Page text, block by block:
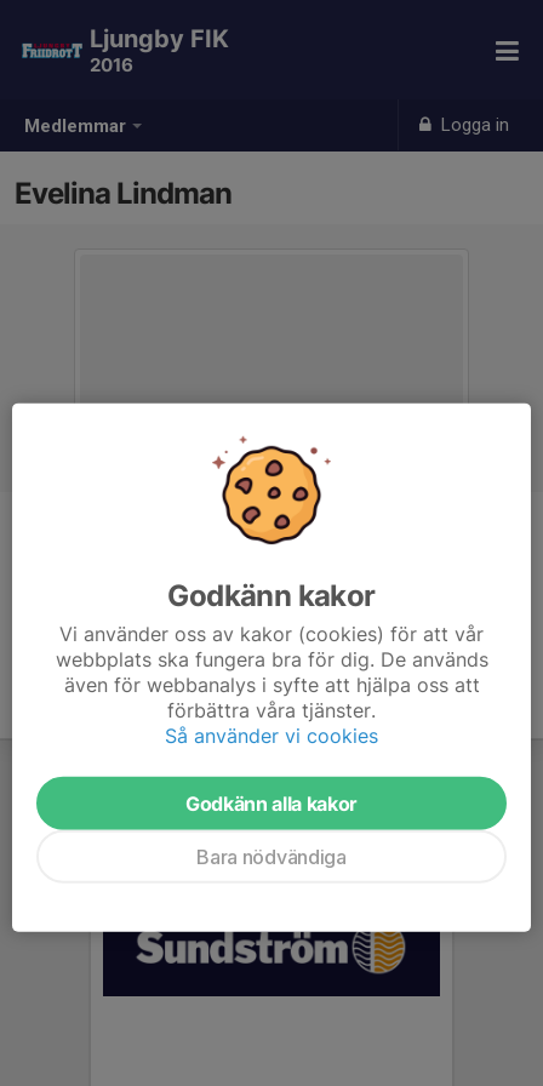
Medlemmar Logga in
Ljungby FIK
2016
Evelina Lindman
Tränare
Godkänn kakor
Vi använder oss av kakor (cookies) för att vår
webbplats ska fungera bra för dig. De används
även för webbanalys i syfte att hjälpa oss att
förbättra våra tjänster.
Så använder vi cookies
Godkänn alla kakor
Bara nödvändiga